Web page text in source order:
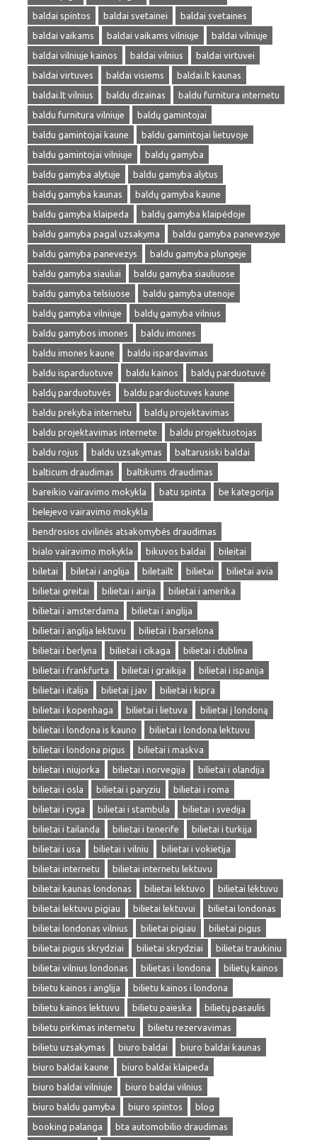
baldai spintos
baldai svetainei
baldai svetaines
baldai vaikams
baldai vaikams vilniuje
baldai vilniuje
baldai vilniuje kainos
baldai vilnius
baldai virtuvei
baldai virtuves
baldai visiems
baldai.lt kaunas
baldai.lt vilnius
baldu dizainas
baldu furnitura internetu
baldu furnitura vilniuje
baldų gamintojai
baldu gamintojai kaune
baldu gamintojai lietuvoje
baldu gamintojai vilniuje
baldų gamyba
baldu gamyba alytuje
baldu gamyba alytus
baldų gamyba kaunas
baldų gamyba kaune
baldu gamyba klaipeda
baldų gamyba klaipėdoje
baldu gamyba pagal uzsakyma
baldu gamyba panevezyje
baldu gamyba panevezys
baldu gamyba plungeje
baldu gamyba siauliai
baldu gamyba siauliuose
baldu gamyba telsiuose
baldu gamyba utenoje
baldų gamyba vilniuje
baldų gamyba vilnius
baldu gamybos imones
baldu imones
baldu imones kaune
baldu ispardavimas
baldu isparduotuve
baldu kainos
baldų parduotuvė
baldų parduotuvės
baldu parduotuves kaune
baldu prekyba internetu
baldų projektavimas
baldu projektavimas internete
baldu projektuotojas
baldu rojus
baldu uzsakymas
baltarusiski baldai
balticum draudimas
baltikums draudimas
bareikio vairavimo mokykla
batu spinta
be kategorija
belejevo vairavimo mokykla
bendrosios civilinės atsakomybės draudimas
bialo vairavimo mokykla
bikuvos baldai
bileitai
biletai
biletai i anglija biletailt bilietai
bilietai avia
bilietai greitai
bilietai i airija
bilietai i amerika
bilietai i amsterdama
bilietai i anglija
bilietai i anglija lektuvu
bilietai i barselona
bilietai i berlyna
bilietai i cikaga
bilietai i dublina
bilietai i frankfurta
bilietai i graikija
bilietai i ispanija
bilietai i italija
bilietai į jav
bilietai i kipra
bilietai i kopenhaga
bilietai i lietuva
bilietai į londoną
bilietai i londona is kauno
bilietai i londona lektuvu
bilietai i londona pigus
bilietai i maskva
bilietai i niujorka
bilietai i norvegija
bilietai i olandija
bilietai i osla
bilietai i paryziu
bilietai i roma
bilietai i ryga
bilietai i stambula
bilietai i svedija
bilietai i tailanda
bilietai i tenerife
bilietai i turkija
bilietai i usa
bilietai i vilniu
bilietai i vokietija
bilietai internetu
bilietai internetu lektuvu
bilietai kaunas londonas
bilietai lektuvo
bilietai lėktuvu
bilietai lektuvu pigiau
bilietai lektuvui
bilietai londonas
bilietai londonas vilnius
bilietai pigiau
bilietai pigus
bilietai pigus skrydziai
bilietai skrydziai
bilietai traukiniu
bilietai vilnius londonas
bilietas i londona
bilietų kainos
bilietu kainos i anglija
bilietu kainos i londona
bilietu kainos lektuvu
bilietu paieska
bilietų pasaulis
bilietu pirkimas internetu
bilietu rezervavimas
bilietu uzsakymas
biuro baldai
biuro baldai kaunas
biuro baldai kaune
biuro baldai klaipeda
biuro baldai vilniuje
biuro baldai vilnius
biuro baldu gamyba
biuro spintos
blog
booking palanga
bta automobilio draudimas